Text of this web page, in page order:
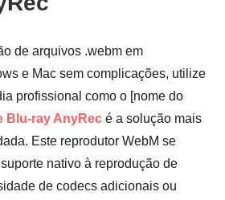
de arquivos .webm em
e Mac sem complicações, utilize
profissional como o [nome do
Blu-ray AnyRec é a solução mais
Este reprodutor WebM se
nativo à reprodução de
de codecs adicionais ou